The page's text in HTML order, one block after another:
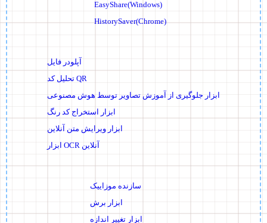
EasyShare(Windows)
HistorySaver(Chrome)
آپلودر فایل
تحلیل کد QR
ابزار جلوگیری از آموزش تصاویر توسط هوش مصنوعی
ابزار استخراج کد رنگ
ابزار ویرایش متن آنلاین
ابزار OCR آنلاین
سازنده موزاییک
ابزار برش
ابزار تغییر اندازه